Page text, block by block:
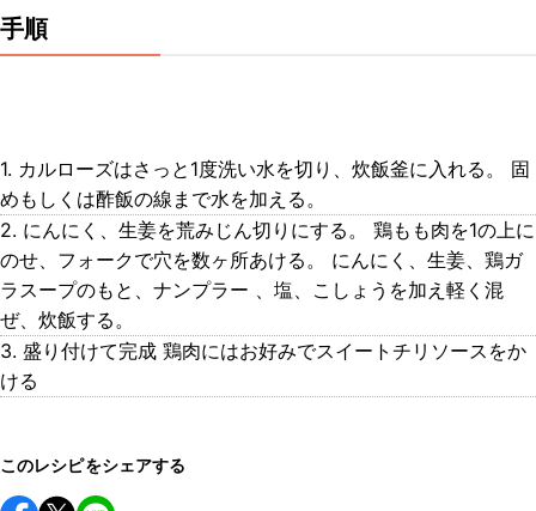
手順
1. カルローズはさっと1度洗い水を切り、炊飯釜に入れる。 固
めもしくは酢飯の線まで水を加える。
2. にんにく、生姜を荒みじん切りにする。 鶏もも肉を1の上に
のせ、フォークで穴を数ヶ所あける。 にんにく、生姜、鶏ガ
ラスープのもと、ナンプラー 、塩、こしょうを加え軽く混
ぜ、炊飯する。
3. 盛り付けて完成 鶏肉にはお好みでスイートチリソースをか
ける
このレシピをシェアする